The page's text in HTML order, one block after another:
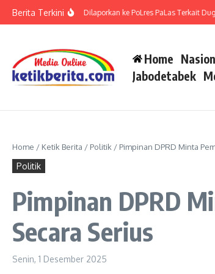
Berita Terkini
dan Ahli Waris Dilaporkan ke PoLres PaLas Terkait Dugaan
Home
Jabodetabek
Home / Ketik Berita / Politik / Pimpinan DPRD Minta
Politik
Pimpinan DPRD
Secara Serius
Senin, 1 Desember 2025